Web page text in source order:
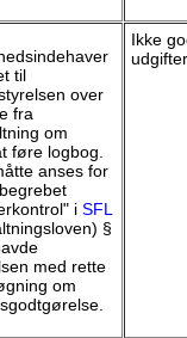
til
over
fra
om
føre logbog.
anses for
i SFL
§
med rette
om
Ikke
udgifter